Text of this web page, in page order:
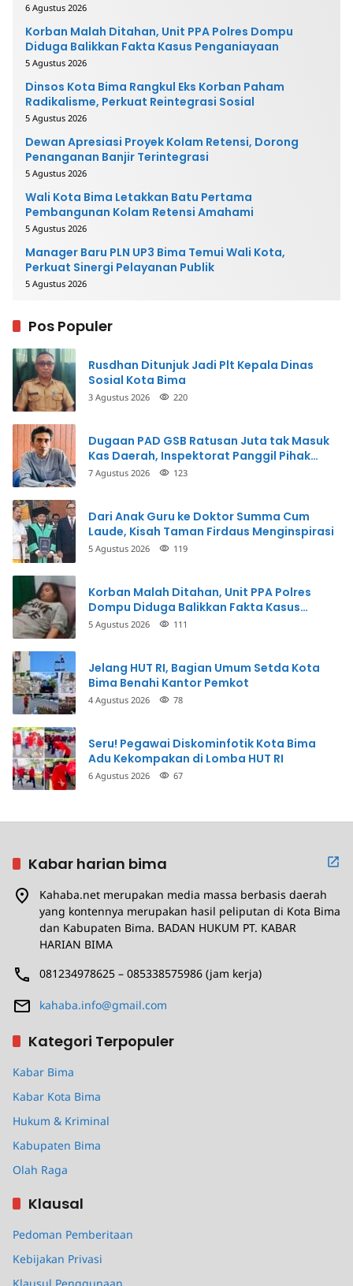
6 Agustus 2026
Korban Malah Ditahan, Unit PPA Polres Dompu
Diduga Balikkan Fakta Kasus Penganiayaan
5 Agustus 2026
Dinsos Kota Bima Rangkul Eks Korban Paham
Radikalisme, Perkuat Reintegrasi Sosial
5 Agustus 2026
Dewan Apresiasi Proyek Kolam Retensi, Dorong
Penanganan Banjir Terintegrasi
5 Agustus 2026
Wali Kota Bima Letakkan Batu Pertama
Pembangunan Kolam Retensi Amahami
5 Agustus 2026
Manager Baru PLN UP3 Bima Temui Wali Kota,
Perkuat Sinergi Pelayanan Publik
5 Agustus 2026
Pos Populer
Rusdhan Ditunjuk Jadi Plt Kepala Dinas
Sosial Kota Bima
3 Agustus 2026 220
Dugaan PAD GSB Ratusan Juta tak Masuk
Kas Daerah, Inspektorat Panggil Pihak
Terkait
7 Agustus 2026 123
Dari Anak Guru ke Doktor Summa Cum
Laude, Kisah Taman Firdaus Menginspirasi
5 Agustus 2026 119
Korban Malah Ditahan, Unit PPA Polres
Dompu Diduga Balikkan Fakta Kasus
Penganiayaan
5 Agustus 2026 111
Jelang HUT RI, Bagian Umum Setda Kota
Bima Benahi Kantor Pemkot
4 Agustus 2026 78
Seru! Pegawai Diskominfotik Kota Bima
Adu Kekompakan di Lomba HUT RI
6 Agustus 2026 67
Kabar harian bima
Kahaba.net merupakan media massa berbasis daerah
yang kontennya merupakan hasil peliputan di Kota Bima
dan Kabupaten Bima. BADAN HUKUM PT. KABAR
HARIAN BIMA
081234978625 – 085338575986 (jam kerja)
kahaba.info@gmail.com
Kategori Terpopuler
Kabar Bima
Kabar Kota Bima
Hukum & Kriminal
Kabupaten Bima
Olah Raga
Klausal
Pedoman Pemberitaan
Kebijakan Privasi